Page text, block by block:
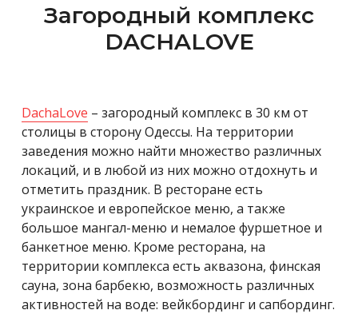
Загородный комплекс
DACHALOVE
DachaLove – загородный комплекс в 30 км от
столицы в сторону Одессы. На территории
заведения можно найти множество различных
локаций, и в любой из них можно отдохнуть и
отметить праздник. В ресторане есть
украинское и европейское меню, а также
большое мангал-меню и немалое фуршетное и
банкетное меню. Кроме ресторана, на
территории комплекса есть аквазона, финская
сауна, зона барбекю, возможность различных
активностей на воде: вейкбординг и сапбординг.